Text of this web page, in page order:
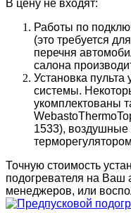
В цену не входят:
Работы по
(это требуется
перечня
салона
Установка
системы.
укомплектованы
1533), воздушные
Точную стоимость
подогревателя на Ваш
менеджеров, или